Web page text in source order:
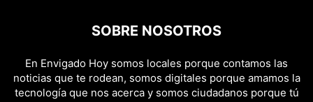
SOBRE NOSOTROS
En Envigado Hoy somos locales porque contamos las
noticias que te rodean, somos digitales porque amamos la
tecnología que nos acerca y somos ciudadanos porque tú